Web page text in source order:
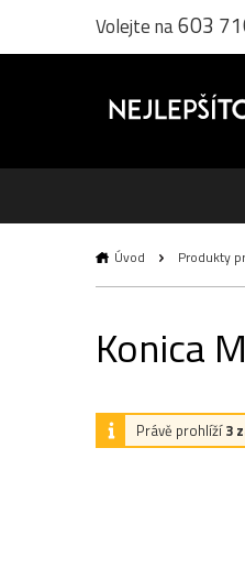
Volejte na603
Úvod Produkty
Konica
Právě prohlíží3